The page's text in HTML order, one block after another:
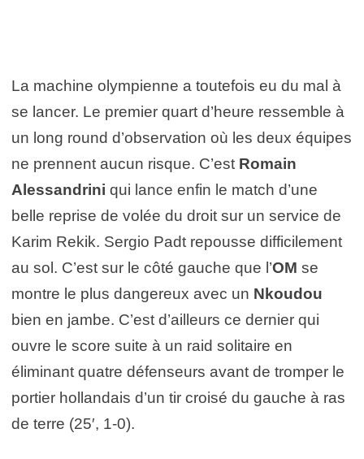
La machine olympienne a toutefois eu du mal à
se lancer. Le premier quart d’heure ressemble à
un long round d’observation où les deux équipes
ne prennent aucun risque. C’est Romain
Alessandrini qui lance enfin le match d’une
belle reprise de volée du droit sur un service de
Karim Rekik. Sergio Padt repousse difficilement
au sol. C’est sur le côté gauche que l’OM se
montre le plus dangereux avec un Nkoudou
bien en jambe. C’est d’ailleurs ce dernier qui
ouvre le score suite à un raid solitaire en
éliminant quatre défenseurs avant de tromper le
portier hollandais d’un tir croisé du gauche à ras
de terre (25′, 1-0).